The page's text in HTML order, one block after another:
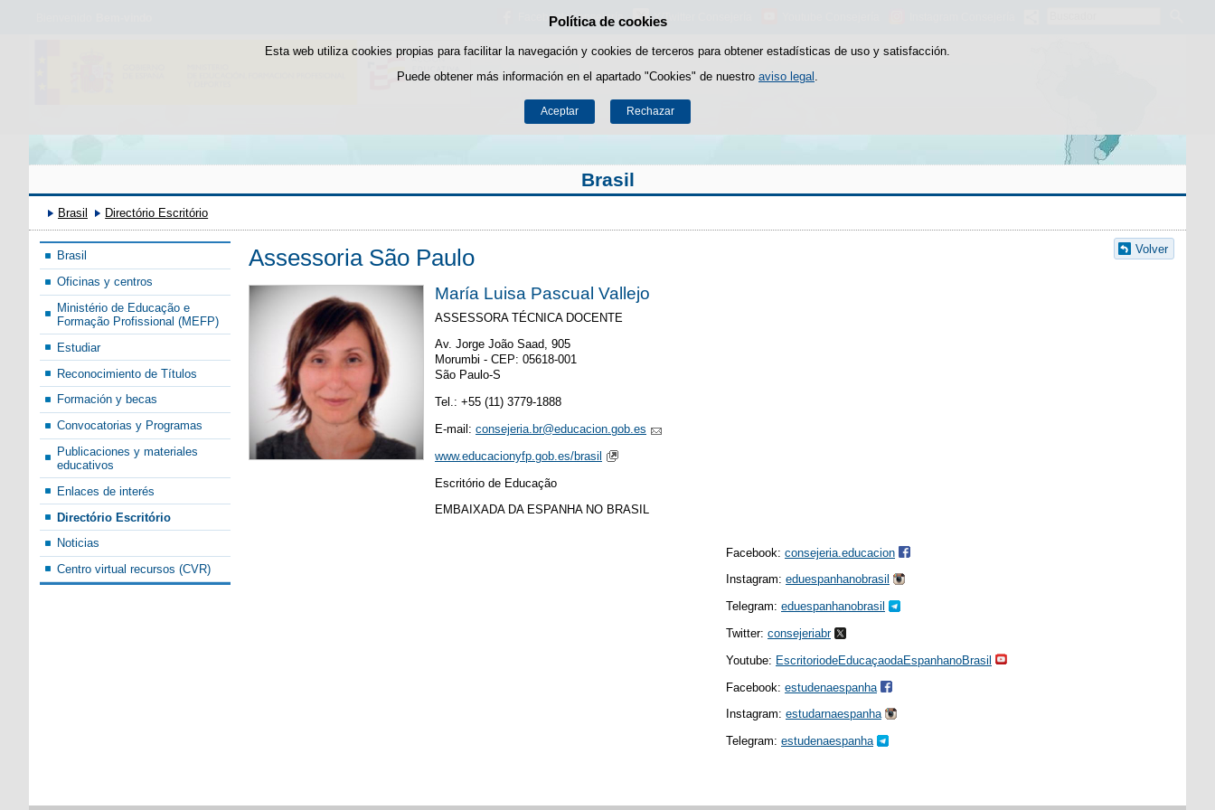
Política de cookies
Esta web utiliza cookies propias para facilitar la navegación y cookies de terceros para obtener estadísticas de uso y satisfacción.
Puede obtener más información en el apartado "Cookies" de nuestro aviso legal
Aceptar Rechazar
Saltar al contenido
Facebook Consejería X/Twitter Consejería
Brasil
Brasil Directório Escritório
Brasil
Oficinas y centros
Ministério de Educação e
Formação Profissional (MEFP)
Estudiar
Reconocimiento de Títulos
Formación y becas
Convocatorias y Programas
Publicaciones y materiales
educativos
Enlaces de interés
Directório Escritório
Noticias
Centro virtual recursos (CVR)
Volver
Assessoria São Paulo
María Luisa Pascual Vallejo
ASSESSORA TÉCNICA DOCENTE
Av. Jorge João Saad, 905
Morumbi - CEP: 05618-001
São Paulo-S
Tel.: +55 (11) 3779-1888
E-mail: consejeria.br@educacion.gob.es
www.educacionyfp.gob.es/brasil
Escritório de Educação
EMBAIXADA DA ESPANHA NO BRASIL
Facebook: consejeria.educacion
Instagram: eduespanhanobrasil
Telegram: eduespanhanobrasil
Twitter: consejeriabr
Youtube: EscritoriodeEducaçaodaEspanhanoBrasil
Facebook: estudenaespanha
Instagram: estudarnaespanha
Telegram: estudenaespanha